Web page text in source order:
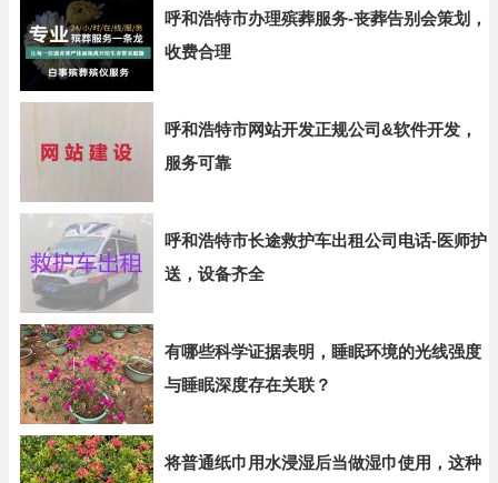
呼和浩特市办理殡葬服务-丧葬告别会策划，
收费合理
呼和浩特市网站开发正规公司&软件开发，
服务可靠
呼和浩特市长途救护车出租公司电话-医师护
送，设备齐全
有哪些科学证据表明，睡眠环境的光线强度
与睡眠深度存在关联？
将普通纸巾用水浸湿后当做湿巾使用，这种